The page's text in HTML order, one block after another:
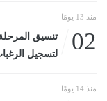
منذ 13 يومًا
02
لتسجيل
منذ 14 يومًا